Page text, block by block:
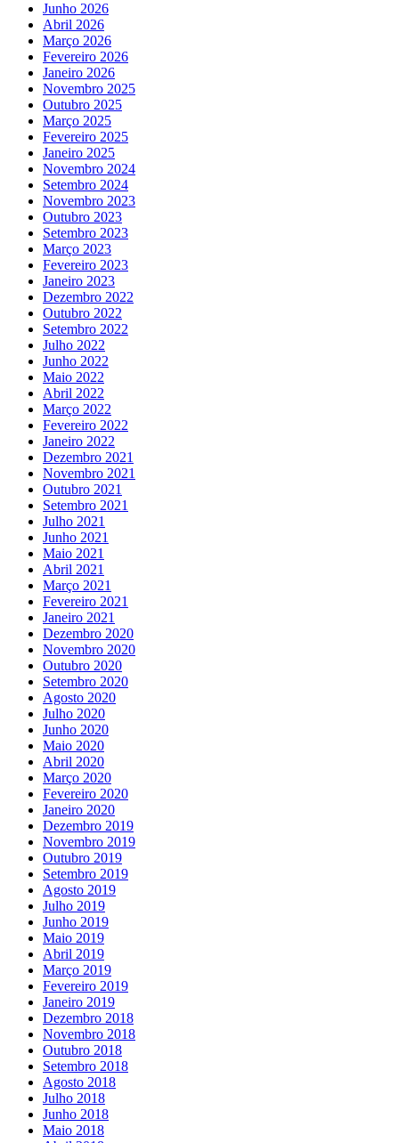
Junho 2026
Abril 2026
Março 2026
Fevereiro 2026
Janeiro 2026
Novembro 2025
Outubro 2025
Março 2025
Fevereiro 2025
Janeiro 2025
Novembro 2024
Setembro 2024
Novembro 2023
Outubro 2023
Setembro 2023
Março 2023
Fevereiro 2023
Janeiro 2023
Dezembro 2022
Outubro 2022
Setembro 2022
Julho 2022
Junho 2022
Maio 2022
Abril 2022
Março 2022
Fevereiro 2022
Janeiro 2022
Dezembro 2021
Novembro 2021
Outubro 2021
Setembro 2021
Julho 2021
Junho 2021
Maio 2021
Abril 2021
Março 2021
Fevereiro 2021
Janeiro 2021
Dezembro 2020
Novembro 2020
Outubro 2020
Setembro 2020
Agosto 2020
Julho 2020
Junho 2020
Maio 2020
Abril 2020
Março 2020
Fevereiro 2020
Janeiro 2020
Dezembro 2019
Novembro 2019
Outubro 2019
Setembro 2019
Agosto 2019
Julho 2019
Junho 2019
Maio 2019
Abril 2019
Março 2019
Fevereiro 2019
Janeiro 2019
Dezembro 2018
Novembro 2018
Outubro 2018
Setembro 2018
Agosto 2018
Julho 2018
Junho 2018
Maio 2018